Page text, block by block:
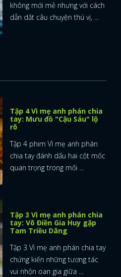
không mới mẻ nhưng với cách
dẫn dắt câu chuyện thú vị, ...
Tập 4 Vì mẹ anh phán chia
tay: Mưu đồ "Cậu Sáu" lộ
rõ
Tập 4 phim Vì mẹ anh phán
chia tay đánh dấu hai cột mốc
quan trọng trong mối ...
Tập 3 Vì mẹ anh phán chia
tay: Võ Điền Gia Huy gặp
Tam Triều Dâng
Tập 3 Vì mẹ anh phán chia tay
chứng kiến những tương tác
vui nhộn oan gia giữa ...